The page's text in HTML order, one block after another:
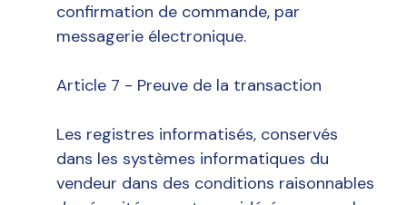
confirmation de commande, par
messagerie électronique.
Article 7 - Preuve de la transaction
Les registres informatisés, conservés
dans les systèmes informatiques du
vendeur dans des conditions raisonnables